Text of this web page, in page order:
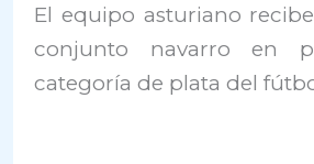
El equipo asturiano
conjunto navarro en
categoría de plata del